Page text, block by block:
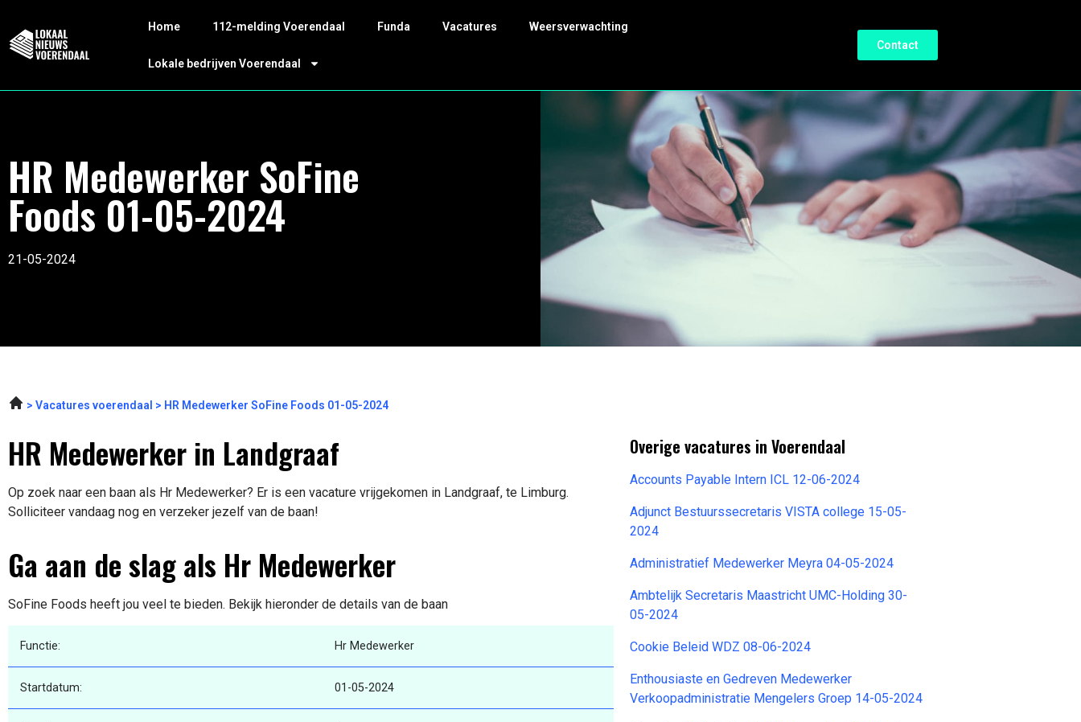
Home 112-melding Voerendaal Funda Vacatures Weersverwachting
Lokale bedrijven Voerendaal
Contact
HR Medewerker SoFine
Foods 01-05-2024
21-05-2024
Vacatures voerendaal HR Medewerker SoFine Foods 01-05-2024
HR Medewerker in Landgraaf
Op zoek naar een baan als Hr Medewerker? Er is een vacature vrijgekomen in Landgraaf, te Limburg.
Solliciteer vandaag nog en verzeker jezelf van de baan!
Ga aan de slag als Hr Medewerker
SoFine Foods heeft jou veel te bieden. Bekijk hieronder de details van de baan
Functie: Hr Medewerker
Startdatum: 01-05-2024
Overige vacatures in Voerendaal
Accounts Payable Intern ICL 12-06-2024
Adjunct Bestuurssecretaris VISTA college 15-05-
2024
Administratief Medewerker Meyra 04-05-2024
Ambtelijk Secretaris Maastricht UMC-Holding 30-
05-2024
Cookie Beleid WDZ 08-06-2024
Enthousiaste en Gedreven Medewerker
Verkoopadministratie Mengelers Groep 14-05-2024